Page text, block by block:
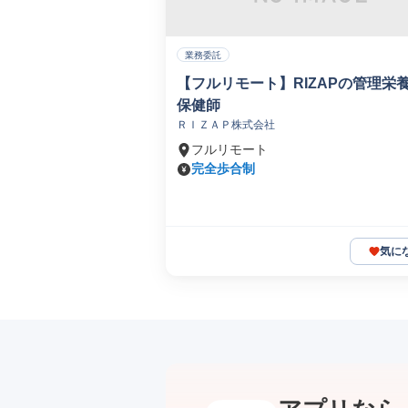
業務委託
【フルリモート】RIZAPの管理栄
保健師
ＲＩＺＡＰ株式会社
フルリモート
完全歩合制
気に